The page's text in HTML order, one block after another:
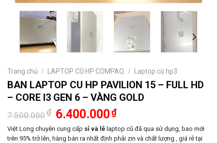
Trang chủ / LAPTOP CŨ HP COMPAQ / Laptop cũ hp3
BAN LAPTOP CU HP PAVILION 15 – FULL HD
– CORE I3 GEN 6 – VÀNG GOLD
7.500.000₫ Giá
gốc
là:
7.500.000₫.
6.400.000₫Giá
tại
là:
Việt Long chuyên cung cấp sỉ và lẻ laptop cũ đã qua sử dụng, bao mới
trên 95% trở lên, hàng bán ra nhất định phải zin và chất lượng , giá rẻ tại